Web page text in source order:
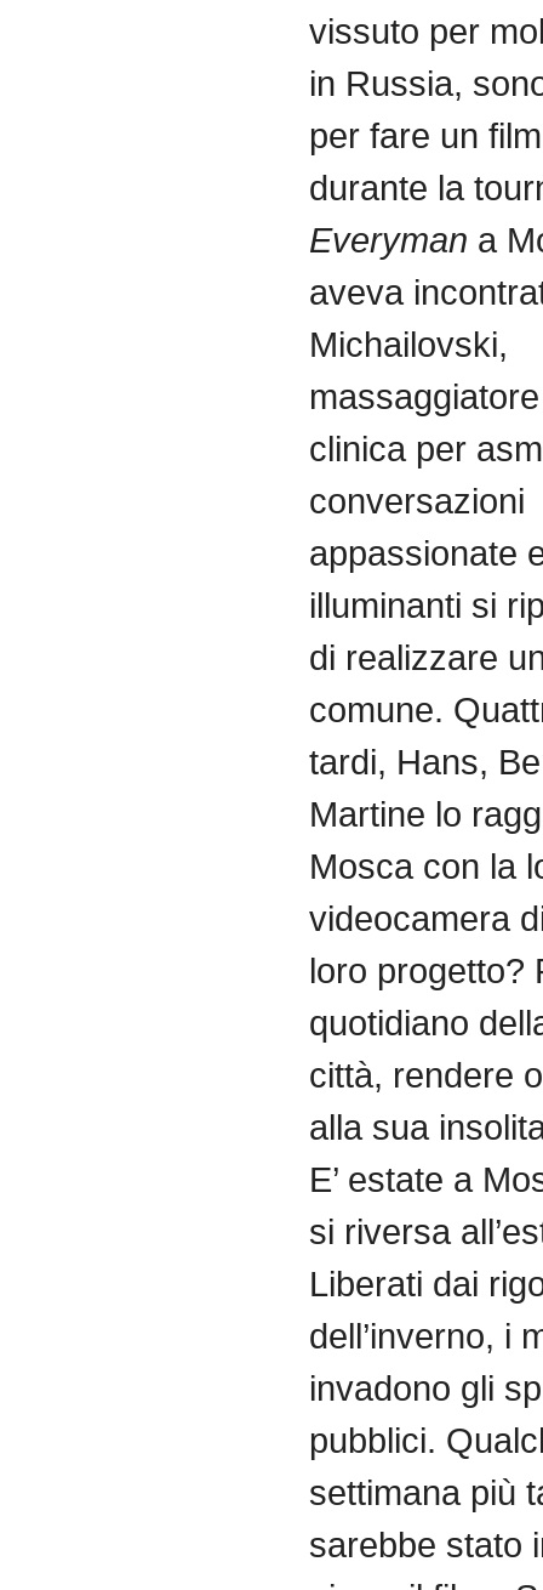
vissuto per
in Russia,
per fare un
durante la
Everyman a
aveva
Michailovski,
massaggiatore
clinica per
conversazioni
appassionate
illuminanti si
di realizzare
comune.
tardi, Hans,
Martine lo
Mosca con la
videocamera
loro progetto?
quotidiano
città, rendere
alla sua
E’ estate a
si riversa
Liberati dai
dell’inverno, i
invadono gli
pubblici.
settimana più
sarebbe stato